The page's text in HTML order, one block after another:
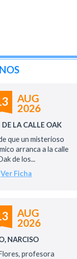
AUG
2026
DE LA CALLE OAK
que un misterioso
arranca a la calle
de los...
Ver Ficha
AUG
2026
NARCISO
profesora